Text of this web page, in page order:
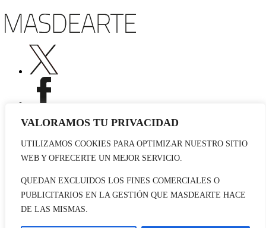
VALORAMOS TU PRIVACIDAD
UTILIZAMOS COOKIES PARA OPTIMIZAR NUESTRO SITIO
WEB Y OFRECERTE UN MEJOR SERVICIO.
QUEDAN EXCLUIDOS LOS FINES COMERCIALES O
PUBLICITARIOS EN LA GESTIÓN QUE MASDEARTE HACE
DE LAS MISMAS.
Publicidad
Contacto
© 2026 masdearte. Información de exposiciones, museos y artistas